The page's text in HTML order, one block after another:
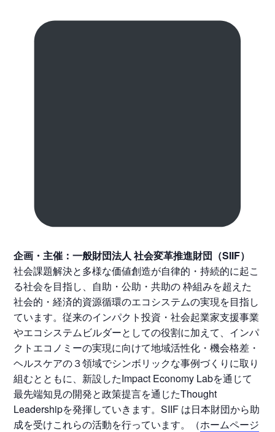
企画・主催：一般財団法人 社会変革推進財団（SIIF）
社会課題解決と多様な価値創造が自律的・持続的に起こ
る社会を目指し、自助・公助・共助の 枠組みを超えた
社会的・経済的資源循環のエコシステムの実現を目指し
ています。従来のインパクト投資・社会起業家支援事業
やエコシステムビルダーとしての役割に加えて、インパ
クトエコノミーの実現に向けて地域活性化・機会格差・
ヘルスケアの３領域でシンボリックな事例づくりに取り
組むとともに、新設したImpact Economy Labを通じて
最先端知見の開発と政策提言を通じたThought
Leadershipを発揮していきます。SIIF は日本財団から助
成を受けこれらの活動を行っています。（ホームページ